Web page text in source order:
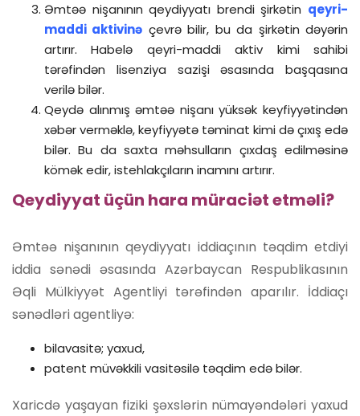
Əmtəə nişanının qeydiyyatı brendi şirkətin qeyri-
maddi aktivinə çevrə bilir, bu da şirkətin dəyərin
artırır. Habelə qeyri-maddi aktiv kimi sahibi
tərəfindən lisenziya sazişi əsasında başqasına
verilə bilər.
Qeydə alınmış əmtəə nişanı yüksək keyfiyyətindən
xəbər verməklə, keyfiyyətə təminat kimi də çıxış edə
bilər. Bu da saxta məhsulların çıxdaş edilməsinə
kömək edir, istehlakçıların inamını artırır.
Qeydiyyat üçün hara müraciət etməli?
Əmtəə nişanının qeydiyyatı iddiaçının təqdim etdiyi
iddia sənədi əsasında Azərbaycan Respublikasının
Əqli Mülkiyyət Agentliyi tərəfindən aparılır. İddiaçı
sənədləri agentliyə:
bilavasitə; yaxud,
patent müvəkkili vasitəsilə təqdim edə bilər.
Xaricdə yaşayan fiziki şəxslərin nümayəndələri yaxud